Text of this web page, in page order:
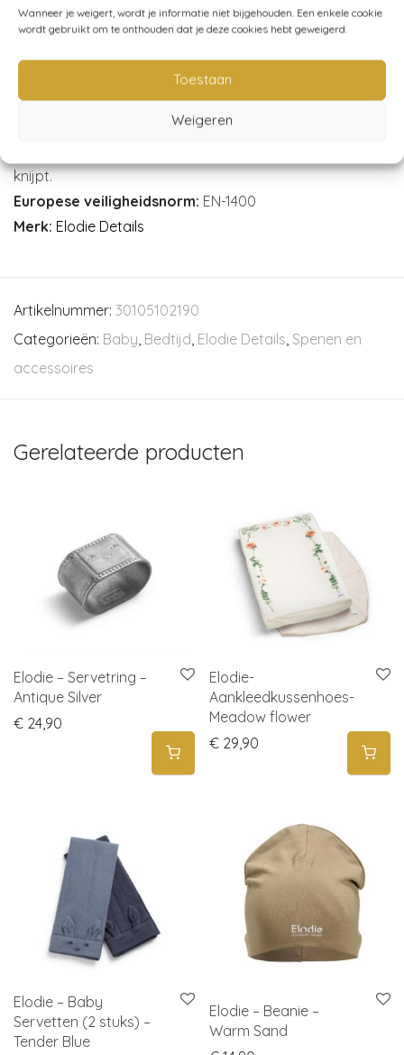
Wanneer je weigert, wordt je informatie niet bijgehouden. Een enkele cookie
wordt gebruikt om te onthouden dat je deze cookies hebt geweigerd.
Toestaan
Weigeren
30% Bamboe 70% Polypropyleen
het eerst wordt gebruikt, moet deze worden
gesteriliseerd. Doe de fopspeen in kokend water en laat
hem afgedekt 5 minuten koken. Laat de speen daarna
knijpt.
Europese veiligheidsnorm: EN-1400
Merk: Elodie Details
Artikelnummer: 30105102190
Categorieën: Baby, Bedtijd, Elodie Details, Spenen en
accessoires
Gerelateerde producten
Elodie – Servetring –
Antique Silver
€ 24,90
Elodie-
Aankleedkussenhoes-
Meadow flower
€ 29,90
Elodie – Baby
Servetten (2 stuks) –
Tender Blue
Elodie – Beanie –
Warm Sand